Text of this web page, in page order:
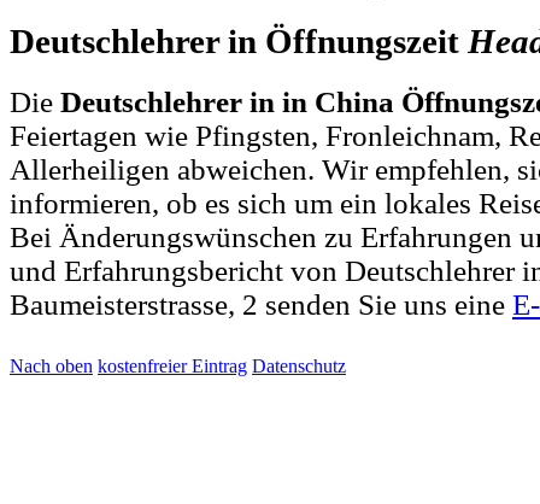
Deutschlehrer in Öffnungszeit
Die Deutschlehrer in in China
Feiertagen wie Pfingsten, Fronleichnam,
Allerheiligen abweichen. Wir empfehlen,
informieren, ob es sich um ein lokales
Bei Änderungswünschen zu Erfahrungen
und Erfahrungsbericht von Deutschlehrer
Baumeisterstrasse, 2 senden Sie uns eine
Nach oben kostenfreier Eintrag Datenschutz